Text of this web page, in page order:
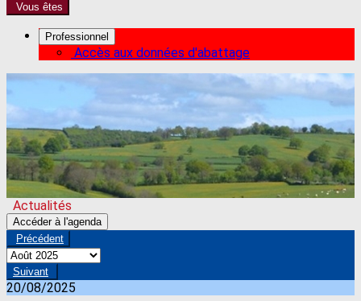
Vous êtes
Professionnel
Accès aux données d'abattage
Actualités
Accéder à l'agenda
Précédent
Suivant
20/08/2025